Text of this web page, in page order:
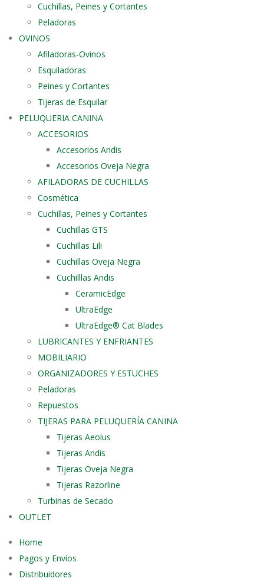
Cuchillas, Peines y Cortantes
Peladoras
OVINOS
Afiladoras-Ovinos
Esquiladoras
Peines y Cortantes
Tijeras de Esquilar
PELUQUERIA CANINA
ACCESORIOS
Accesorios Andis
Accesorios Oveja Negra
AFILADORAS DE CUCHILLAS
Cosmética
Cuchillas, Peines y Cortantes
Cuchillas GTS
Cuchillas Lili
Cuchillas Oveja Negra
Cuchilllas Andis
CeramicEdge
UltraEdge
UltraEdge® Cat Blades
LUBRICANTES Y ENFRIANTES
MOBILIARIO
ORGANIZADORES Y ESTUCHES
Peladoras
Repuestos
TIJERAS PARA PELUQUERÍA CANINA
Tijeras Aeolus
Tijeras Andis
Tijeras Oveja Negra
Tijeras Razorline
Turbinas de Secado
OUTLET
Home
Pagos y Envíos
Distribuidores